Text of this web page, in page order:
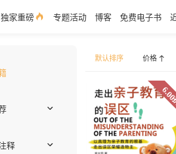
独家重磅 专题活动 博客 免费电子书
全部书籍
独家好书
作者推荐——
注释书专区
编辑推荐
近期上架
免费电子书
默认排序 价格